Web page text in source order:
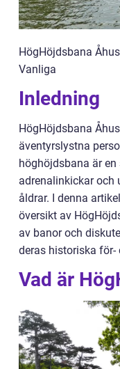
HögHöjdsbana
Vanliga
Inledning
HögHöjdsbana
äventyrslystna
höghöjdsbana är
adrenalinkickar och
åldrar. I denna
översikt av
av banor och
deras historiska för-
Vad är